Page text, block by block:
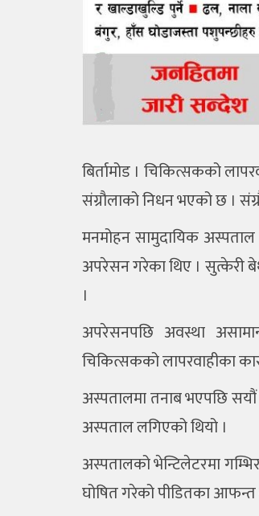
बिर्तामोड । चिकित्सकको
संग्रौलाको निधन भएको छ ।
मनमोहन सामुदायिक अस्पताल
अपरेसन गरेका थिए । सुत्केरी
।
अपरेसनपछि अवस्था
चिकित्सकको लापरवाहीका
अस्पतालमा तनाब भएपछि सयौं
अस्पताल लगिएको थियो ।
अस्पतालको भेन्टिलेटरमा
घोषित गरेको पीडितका